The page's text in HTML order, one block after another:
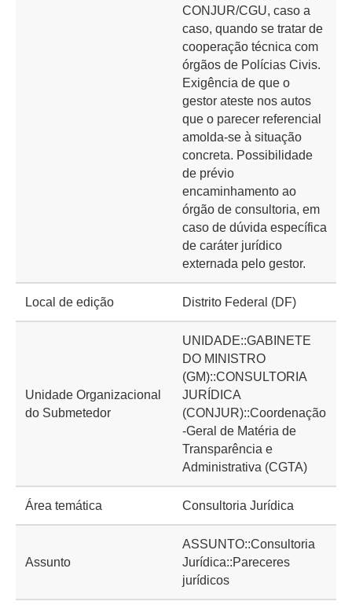
CONJUR/CGU, caso a
caso, quando se tratar de
cooperação técnica com
órgãos de Polícias Civis.
Exigência de que o
gestor ateste nos autos
que o parecer referencial
amolda-se à situação
concreta. Possibilidade
de prévio
encaminhamento ao
órgão de consultoria, em
caso de dúvida específica
de caráter jurídico
externada pelo gestor.
Local de edição Distrito Federal (DF)
Unidade Organizacional
do Submetedor
UNIDADE::GABINETE
DO MINISTRO
(GM)::CONSULTORIA
JURÍDICA
(CONJUR)::Coordenação
-Geral de Matéria de
Transparência e
Administrativa (CGTA)
Área temática Consultoria Jurídica
Assunto
ASSUNTO::Consultoria
Jurídica::Pareceres
jurídicos